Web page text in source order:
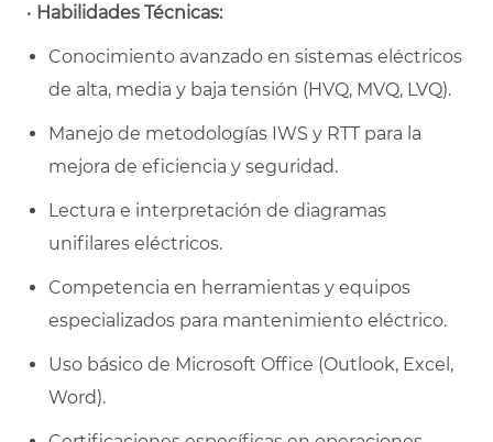
• Habilidades Técnicas:
Conocimiento avanzado en sistemas eléctricos
de alta, media y baja tensión (HVQ, MVQ, LVQ).
Manejo de metodologías IWS y RTT para la
mejora de eficiencia y seguridad.
Lectura e interpretación de diagramas
unifilares eléctricos.
Competencia en herramientas y equipos
especializados para mantenimiento eléctrico.
Uso básico de Microsoft Office (Outlook, Excel,
Word).